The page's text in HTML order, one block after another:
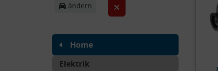
ändern
Home
Elektrik